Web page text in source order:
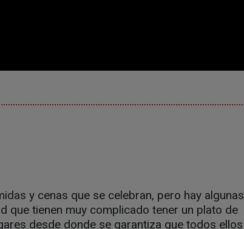
y cenas que se celebran, pero hay algunas
que tienen muy complicado tener un plato de
desde donde se garantiza que todos ellos